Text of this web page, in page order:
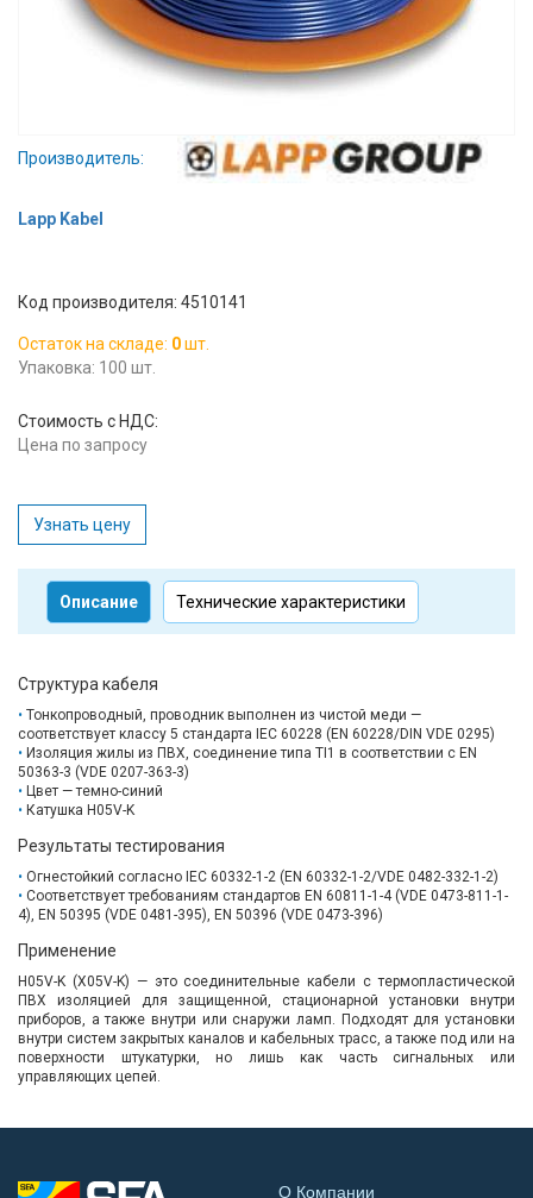
Производитель:
Lapp Kabel
Код производителя: 4510141
Остаток на складе: 0шт.
Упаковка: 100 шт.
Стоимость с НДС:
Цена по запросу
Узнать цену
Описание Технические характеристики
Структура кабеля
Тонкопроводный, проводник выполнен из чистой меди —
cоответствует классу 5 стандарта IEC 60228 (EN 60228/DIN VDE 0295)
Изоляция жилы из ПВХ, соединение типа TI1 в соответствии с EN
50363-3 (VDE 0207-363-3)
Цвет — темно-синий
Катушка H05V-K
Результаты тестирования
Огнестойкий согласно IEC 60332-1-2 (EN 60332-1-2/VDE 0482-332-1-2)
Соответствует требованиям стандартов EN 60811-1-4 (VDE 0473-811-1-
4), EN 50395 (VDE 0481-395), EN 50396 (VDE 0473-396)
Применение
H05V-K (X05V-K) — это соединительные кабели с термопластической
ПВХ изоляцией для защищенной, стационарной установки внутри
приборов, а также внутри или снаружи ламп. Подходят для установки
внутри систем закрытых каналов и кабельных трасс, а также под или на
поверхности штукатурки, но лишь как часть сигнальных или
управляющих цепей.
О Компании